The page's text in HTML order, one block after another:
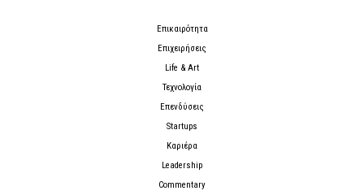
Επικαιρότητα
Επιχειρήσεις
Life & Art
Τεχνολογία
Επενδύσεις
Startups
Καριέρα
Leadership
Commentary